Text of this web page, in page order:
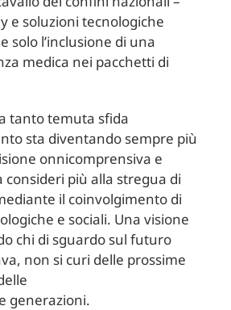
e soluzioni tecnologiche
solo l’inclusione di una
medica nei pacchetti di
tanto temuta sfida
sta diventando sempre più
onnicomprensiva e
consideri più alla stregua di
il coinvolgimento di
e sociali. Una visione
chi di sguardo sul futuro
non si curi delle prossime
generazioni.